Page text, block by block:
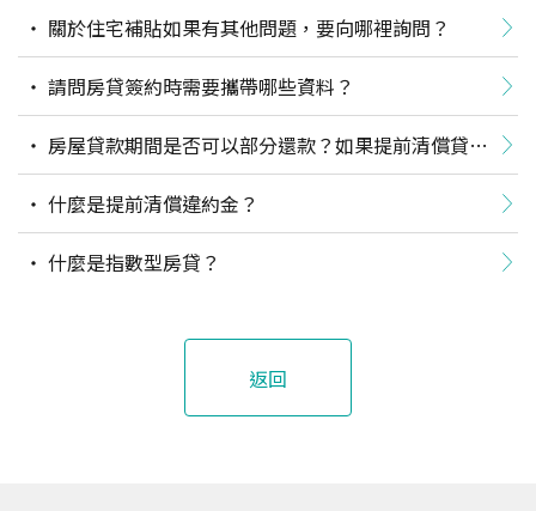
關於住宅補貼如果有其他問題，要向哪裡詢問？
請問房貸簽約時需要攜帶哪些資料？
有無違約金？
什麼是提前清償違約金？
什麼是指數型房貸？
返回